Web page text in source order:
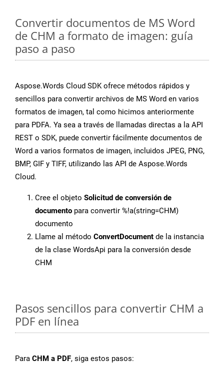
Convertir documentos de MS Word
de CHM a formato de imagen: guía
paso a paso
Aspose.Words Cloud SDK ofrece métodos rápidos y
sencillos para convertir archivos de MS Word en varios
formatos de imagen, tal como hicimos anteriormente
para PDFA. Ya sea a través de llamadas directas a la API
REST o SDK, puede convertir fácilmente documentos de
Word a varios formatos de imagen, incluidos JPEG, PNG,
BMP, GIF y TIFF, utilizando las API de Aspose.Words
Cloud.
Cree el objeto Solicitud de conversión de
documento para convertir %!a(string=CHM)
documento
Llame al método ConvertDocument de la instancia
de la clase WordsApi para la conversión desde
CHM
Pasos sencillos para convertir CHM a
PDF en línea
Para CHM a PDF, siga estos pasos: